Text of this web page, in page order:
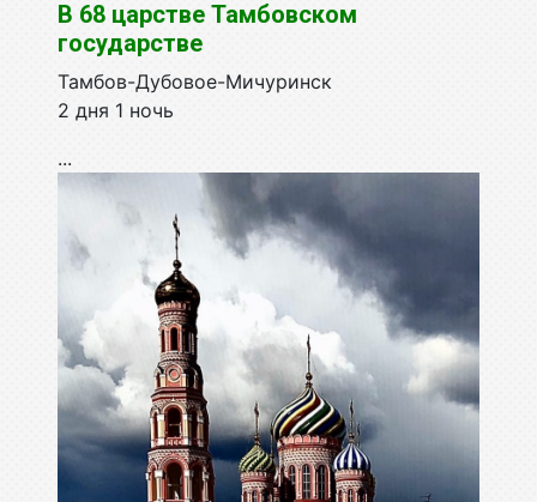
В 68 царстве Тамбовском
государстве
Тамбов-Дубовое-Мичуринск
2 дня 1 ночь
...